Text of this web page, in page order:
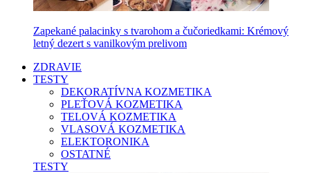
Zapekané palacinky s tvarohom a čučoriedkami: Krémový
letný dezert s vanilkovým prelivom
ZDRAVIE
TESTY
DEKORATÍVNA KOZMETIKA
PLEŤOVÁ KOZMETIKA
TELOVÁ KOZMETIKA
VLASOVÁ KOZMETIKA
ELEKTORONIKA
OSTATNÉ
TESTY